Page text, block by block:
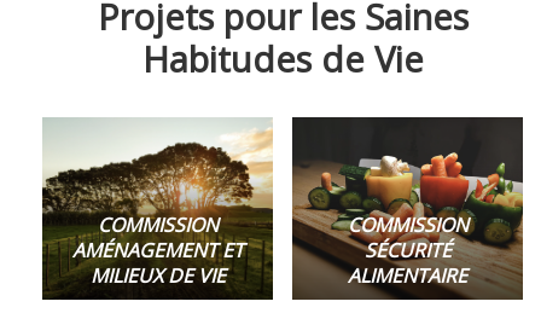
Projets pour les Saines
Habitudes de Vie
COMMISSION
AMÉNAGEMENT ET
MILIEUX DE VIE
COMMISSION
SÉCURITÉ
ALIMENTAIRE